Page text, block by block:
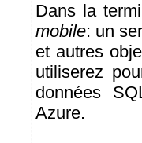
Dans la
mobile: un
et autres
utiliserez
données
Azure.